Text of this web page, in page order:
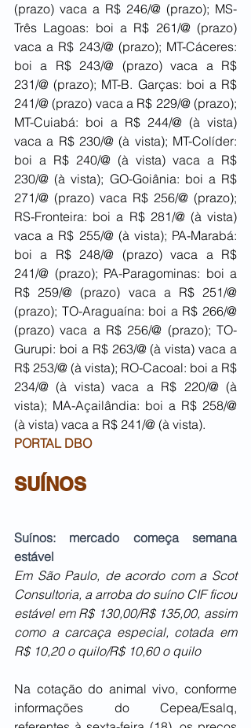
(prazo) vaca a R$ 246/@ (prazo); MS-
Três Lagoas: boi a R$ 261/@ (prazo)
vaca a R$ 243/@ (prazo); MT-Cáceres:
boi a R$ 243/@ (prazo) vaca a R$
231/@ (prazo); MT-B. Garças: boi a R$
241/@ (prazo) vaca a R$ 229/@ (prazo);
MT-Cuiabá: boi a R$ 244/@ (à vista)
vaca a R$ 230/@ (à vista); MT-Colíder:
boi a R$ 240/@ (à vista) vaca a R$
230/@ (à vista); GO-Goiânia: boi a R$
271/@ (prazo) vaca R$ 256/@ (prazo);
RS-Fronteira: boi a R$ 281/@ (à vista)
vaca a R$ 255/@ (à vista); PA-Marabá:
boi a R$ 248/@ (prazo) vaca a R$
241/@ (prazo); PA-Paragominas: boi a
R$ 259/@ (prazo) vaca a R$ 251/@
(prazo); TO-Araguaína: boi a R$ 266/@
(prazo) vaca a R$ 256/@ (prazo); TO-
Gurupi: boi a R$ 263/@ (à vista) vaca a
R$ 253/@ (à vista); RO-Cacoal: boi a R$
234/@ (à vista) vaca a R$ 220/@ (à
vista); MA-Açailândia: boi a R$ 258/@
(à vista) vaca a R$ 241/@ (à vista).
PORTAL DBO
SUÍNOS
Suínos: mercado começa semana
estável
Em São Paulo, de acordo com a Scot
Consultoria, a arroba do suíno CIF ficou
estável em R$ 130,00/R$ 135,00, assim
como a carcaça especial, cotada em
R$ 10,20 o quilo/R$ 10,60 o quilo
Na cotação do animal vivo, conforme
informações do Cepea/Esalq,